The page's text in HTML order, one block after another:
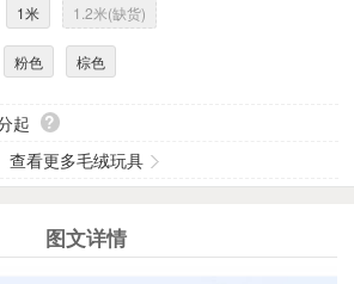
1米 1.2米(缺货)
粉色 棕色
起
?
查看更多毛绒玩具
图文详情